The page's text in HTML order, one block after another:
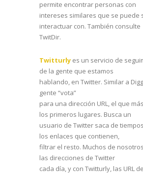
permite encontrar personas con
intereses similares que se puede
interactuar con. También consulte
TwitDir.
Twitturly es un servicio de
de la gente que estamos
hablando, en Twitter. Similar a
gente “vota”
para una dirección URL, el que
los primeros lugares. Busca un
usuario de Twitter saca de
los enlaces que contienen,
filtrar el resto. Muchos de
las direcciones de Twitter
cada día, y con Twitturly, las URL